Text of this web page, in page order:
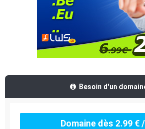
Besoin d'un
Domaine dès 2.99 €